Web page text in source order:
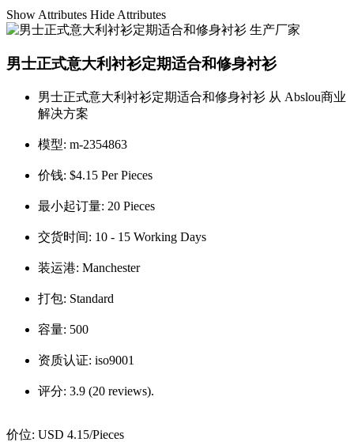
Show Attributes Hide Attributes
男士正式意大利衬衫定期适合和修身衬衫
男士正式意大利衬衫定期适合和修身衬衫 从 Abslou商业
解决方案
模型: m-2354863
价钱: $4.15 Per Pieces
最小起订量: 20 Pieces
交货时间: 10 - 15 Working Days
装运港: Manchester
打包: Standard
容量: 500
资质认证: iso9001
评分: 3.9 (20 reviews).
价位: USD 4.15/Pieces